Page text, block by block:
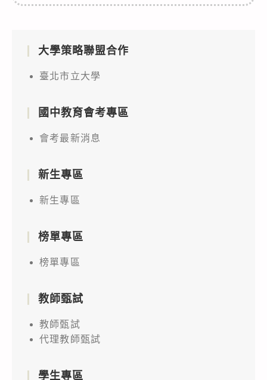
大學策略聯盟合作
臺北市立大學
國中教育會考專區
會考最新消息
新生專區
新生專區
榜單專區
榜單專區
教師甄試
教師甄試
代理教師甄試
學生專區